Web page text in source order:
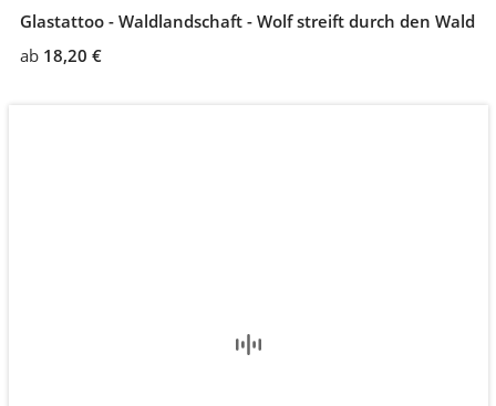
Glastattoo - Waldlandschaft - Wolf streift durch den Wald
ab 18,20 €